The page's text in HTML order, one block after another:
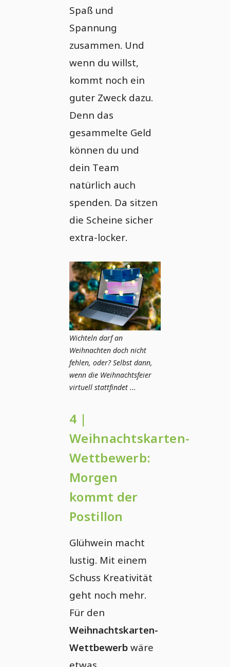
Spaß und
Spannung
zusammen. Und
wenn du willst,
kommt noch ein
guter Zweck dazu.
Denn das
gesammelte Geld
können du und
dein Team
natürlich auch
spenden. Da sitzen
die Scheine sicher
extra-locker.
Wichteln darf an
Weihnachten doch nicht
fehlen, oder? Selbst dann,
wenn die Weihnachtsfeier
virtuell stattfindet ...
4 |
Weihnachtskarten-
Wettbewerb:
Morgen
kommt der
Postillon
Glühwein macht
lustig. Mit einem
Schuss Kreativität
geht noch mehr.
Für den
Weihnachtskarten-
Wettbewerb wäre